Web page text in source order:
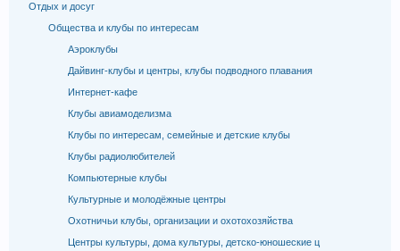
Отдых и досуг
Общества и клубы по интересам
Аэроклубы
Дайвинг-клубы и центры, клубы подводного плавания
Интернет-кафе
Клубы авиамоделизма
Клубы по интересам, семейные и детские клубы
Клубы радиолюбителей
Компьютерные клубы
Культурные и молодёжные центры
Охотничьи клубы, организации и охотохозяйства
Центры культуры, дома культуры, детско-юношеские ц